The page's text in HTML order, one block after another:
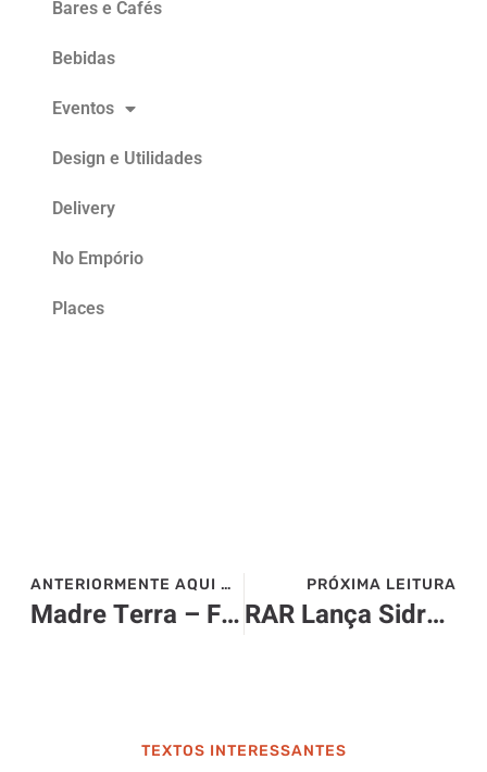
Bares e Cafés
Bebidas
Eventos
Design e Utilidades
Delivery
No Empório
Places
ANTERIORMENTE AQUI NO SITE>>>
Madre Terra – Flores da Cunha – RS
PRÓXIMA LEITURA
RAR Lança Sidre: A Nova Sidra Premium dos Campos de Cima da Serra
TEXTOS INTERESSANTES